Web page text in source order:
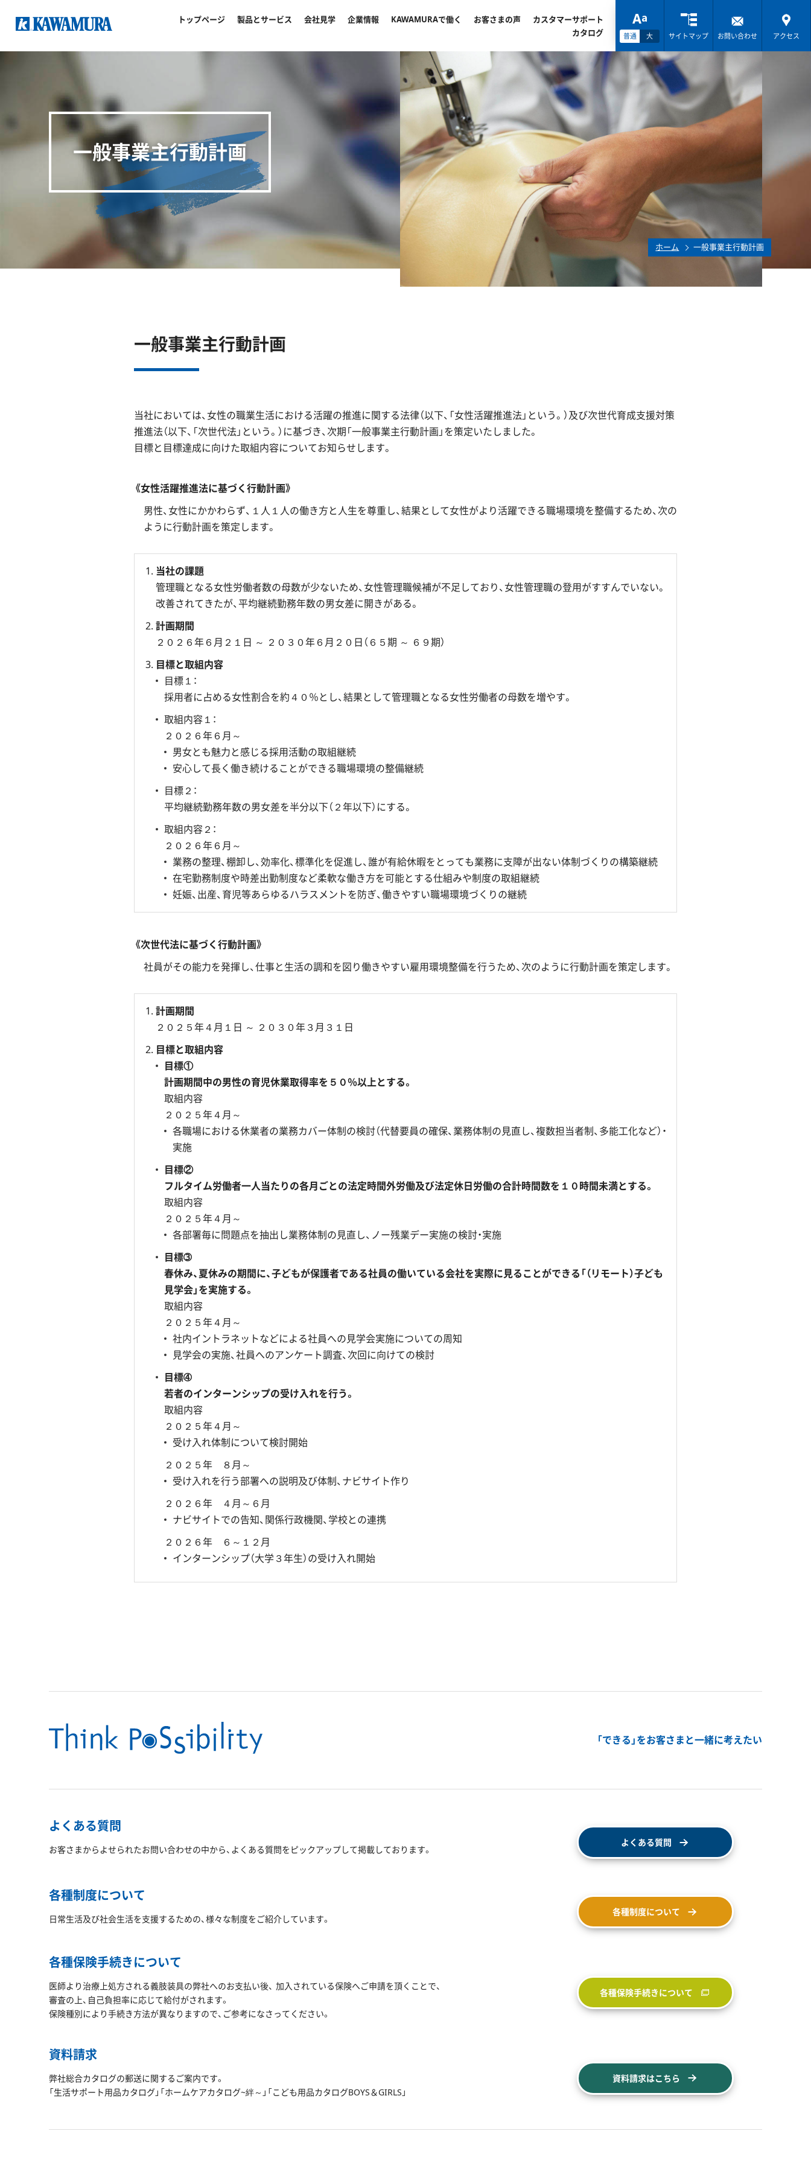
トップページ 製品とサービス 会社見学 企業情報 KAWAMURAで働く お客さまの声
カスタマーサポート
カタログ
普通 大 サイトマップ お問い合わせ アクセス
一般事業主行動計画
ホーム 一般事業主行動計画
一般事業主行動計画
当社においては、女性の職業生活における活躍の推進に関する法律（以下、「女性活躍推進法」という。）及び次世代育成支援対策
推進法（以下、「次世代法」という。）に基づき、次期「一般事業主行動計画」を策定いたしました。
目標と目標達成に向けた取組内容についてお知らせします。
《女性活躍推進法に基づく行動計画》
男性、女性にかかわらず、１人１人の働き方と人生を尊重し、結果として女性がより活躍できる職場環境を整備するため、次の
ように行動計画を策定します。
当社の課題
管理職となる女性労働者数の母数が少ないため、女性管理職候補が不足しており、女性管理職の登用がすすんでいない。
改善されてきたが、平均継続勤務年数の男女差に開きがある。
計画期間
２０２６年６月２１日 ～ ２０３０年６月２０日（６５期 ～ ６９期）
目標と取組内容
目標１：
採用者に占める女性割合を約４０％とし、結果として管理職となる女性労働者の母数を増やす。
取組内容１：
２０２６年６月～
男女とも魅力と感じる採用活動の取組継続
安心して長く働き続けることができる職場環境の整備継続
目標２：
平均継続勤務年数の男女差を半分以下（２年以下）にする。
取組内容２：
２０２６年６月～
業務の整理、棚卸し、効率化、標準化を促進し、誰が有給休暇をとっても業務に支障が出ない体制づくりの構築継続
在宅勤務制度や時差出勤制度など柔軟な働き方を可能とする仕組みや制度の取組継続
妊娠、出産、育児等あらゆるハラスメントを防ぎ、働きやすい職場環境づくりの継続
《次世代法に基づく行動計画》
社員がその能力を発揮し、仕事と生活の調和を図り働きやすい雇用環境整備を行うため、次のように行動計画を策定します。
計画期間
２０２５年４月１日 ～ ２０３０年３月３１日
目標と取組内容
目標①
計画期間中の男性の育児休業取得率を５０％以上とする。
取組内容
２０２５年４月～
各職場における休業者の業務カバー体制の検討（代替要員の確保、業務体制の見直し、複数担当者制、多能工化など）・
実施
目標②
フルタイム労働者一人当たりの各月ごとの法定時間外労働及び法定休日労働の合計時間数を１０時間未満とする。
取組内容
２０２５年４月～
各部署毎に問題点を抽出し業務体制の見直し、ノー残業デー実施の検討・実施
目標➂
春休み、夏休みの期間に、子どもが保護者である社員の働いている会社を実際に見ることができる「（リモート）子ども
見学会」を実施する。
取組内容
２０２５年４月～
社内イントラネットなどによる社員への見学会実施についての周知
見学会の実施、社員へのアンケート調査、次回に向けての検討
目標➃
若者のインターンシップの受け入れを行う。
取組内容
２０２５年４月～
受け入れ体制について検討開始
２０２５年 ８月～
受け入れを行う部署への説明及び体制、ナビサイト作り
２０２６年 ４月～６月
ナビサイトでの告知、関係行政機関、学校との連携
２０２６年 ６～１２月
インターンシップ（大学３年生）の受け入れ開始
「できる」をお客さまと一緒に考えたい
よくある質問
お客さまからよせられたお問い合わせの中から、よくある質問をピックアップして掲載しております。
よくある質問
各種制度について
日常生活及び社会生活を支援するための、様々な制度をご紹介しています。
各種制度について
各種保険手続きについて
医師より治療上処方される義肢装具の弊社へのお支払い後、 加入されている保険へご申請を頂くことで、
審査の上、自己負担率に応じて給付がされます。
保険種別により手続き方法が異なりますので、ご参考になさってください。
各種保険手続きについて
資料請求
弊社総合カタログの郵送に関するご案内です。
「生活サポート用品カタログ」「ホームケアカタログ~絆～」「こども用品カタログBOYS＆GIRLS」
資料請求はこちら